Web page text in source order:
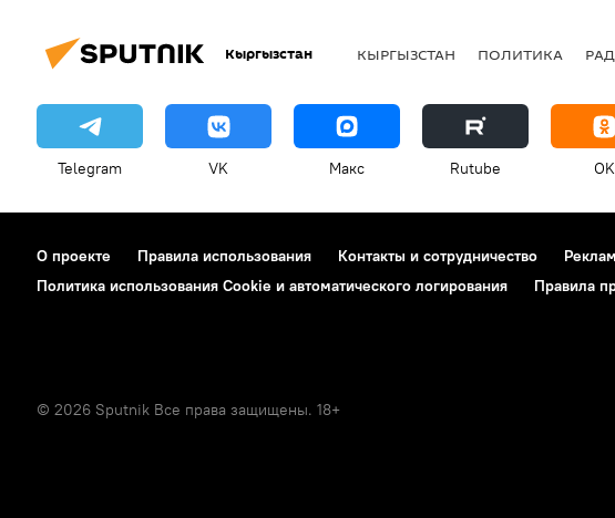
Кыргызстан КЫРГЫЗСТАН ПОЛИТИКА
Telegram VK Макс Rutube OK
О проекте Правила использования Контакты и сотрудничество
Политика использования Cookie и автоматического логирования
Правила
© 2026 Sputnik Все права защищены. 18+